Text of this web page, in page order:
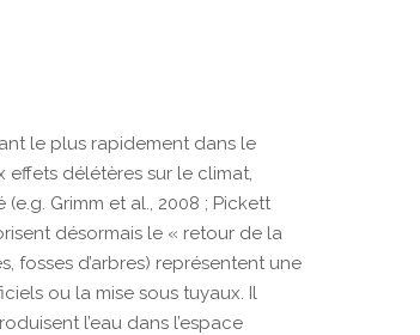
le plus rapidement dans le
effets délétères sur le climat,
Grimm et al., 2008 ; Pickett
désormais le « retour de la
fosses d’arbres) représentent une
ou la mise sous tuyaux. Il
l’eau dans l’espace